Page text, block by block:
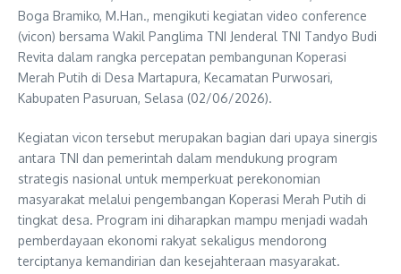
Boga Bramiko, M.Han., mengikuti kegiatan video conference
(vicon) bersama Wakil Panglima TNI Jenderal TNI Tandyo Budi
Revita dalam rangka percepatan pembangunan Koperasi
Merah Putih di Desa Martapura, Kecamatan Purwosari,
Kabupaten Pasuruan, Selasa (02/06/2026).
Kegiatan vicon tersebut merupakan bagian dari upaya sinergis
antara TNI dan pemerintah dalam mendukung program
strategis nasional untuk memperkuat perekonomian
masyarakat melalui pengembangan Koperasi Merah Putih di
tingkat desa. Program ini diharapkan mampu menjadi wadah
pemberdayaan ekonomi rakyat sekaligus mendorong
terciptanya kemandirian dan kesejahteraan masyarakat.